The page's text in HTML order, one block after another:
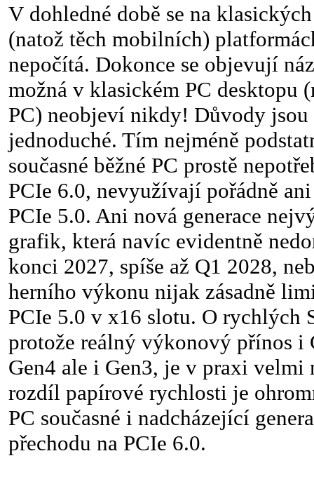
V dohledné době se na
(natož těch mobilních)
nepočítá. Dokonce se objevují
možná v klasickém PC desktopu
PC) neobjeví nikdy! Důvody jsou
jednoduché. Tím nejméně
současné běžné PC prostě
PCIe 6.0, nevyužívají pořádně
PCIe 5.0. Ani nová generace
grafik, která navíc evidentně
konci 2027, spíše až Q1 2028,
herního výkonu nijak zásadně
PCIe 5.0 v x16 slotu. O rychlých
protože reálný výkonový přínos i
Gen4 ale i Gen3, je v praxi velmi
rozdíl papírové rychlosti je
PC současné i nadcházející
přechodu na PCIe 6.0.